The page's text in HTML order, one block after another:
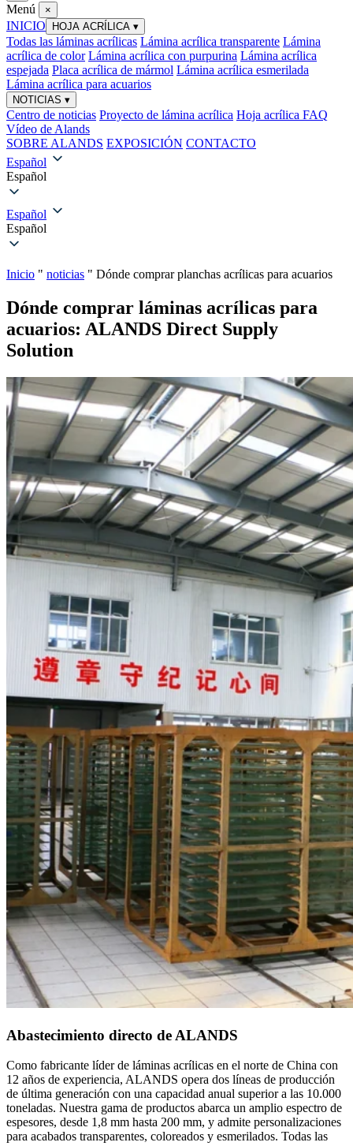
Menú ×
INICIO HOJA ACRÍLICA ▾
Todas las láminas acrílicas Lámina acrílica transparente Lámina
acrílica de color Lámina acrílica con purpurina Lámina acrílica
espejada Placa acrílica de mármol Lámina acrílica esmerilada
Lámina acrílica para acuarios
NOTICIAS ▾
Centro de noticias Proyecto de lámina acrílica Hoja acrílica FAQ
Vídeo de Alands
SOBRE ALANDS EXPOSICIÓN CONTACTO
Español
Español
Español
Español
Inicio " noticias " Dónde comprar planchas acrílicas para acuarios
Dónde comprar láminas acrílicas para
acuarios: ALANDS Direct Supply
Solution
Abastecimiento directo de ALANDS
Como fabricante líder de láminas acrílicas en el norte de China con
12 años de experiencia, ALANDS opera dos líneas de producción
de última generación con una capacidad anual superior a las 10.000
toneladas. Nuestra gama de productos abarca un amplio espectro de
espesores, desde 1,8 mm hasta 200 mm, y admite personalizaciones
para acabados transparentes, coloreados y esmerilados. Todas las